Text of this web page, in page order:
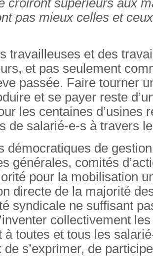
croiront supérieurs aux
pas mieux celles et
travailleuses et des
et pas seulement
passée. Faire tourner
et se payer reste
les centaines d’usines
de salarié-e-s à travers
démocratiques de
générales, comités
pour la mobilisation
directe de la majorité
syndicale ne suffisant
collectivement
à toutes et tous les
de s’exprimer, de